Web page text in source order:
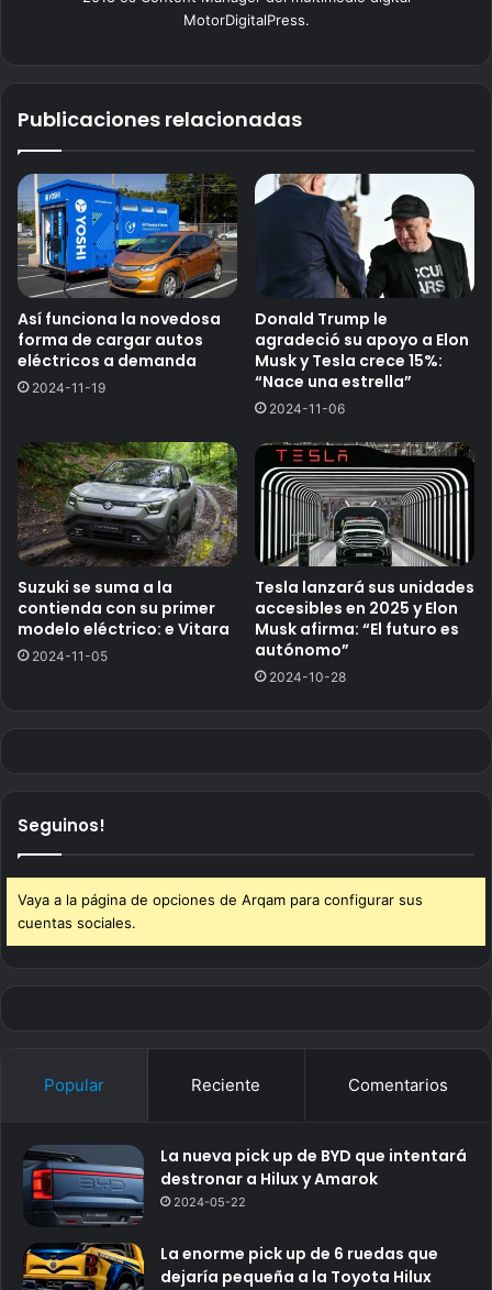
MotorDigitalPress.
Publicaciones relacionadas
Así funciona la novedosa
forma de cargar autos
eléctricos a demanda
2024-11-19
Donald Trump le
agradeció su apoyo a Elon
Musk y Tesla crece 15%:
“Nace una estrella”
2024-11-06
Suzuki se suma a la
contienda con su primer
modelo eléctrico: e Vitara
2024-11-05
Tesla lanzará sus unidades
accesibles en 2025 y Elon
Musk afirma: “El futuro es
autónomo”
2024-10-28
Seguinos!
Vaya a la página de opciones de Arqam para configurar sus
cuentas sociales.
Popular Reciente Comentarios
La nueva pick up de BYD que intentará
destronar a Hilux y Amarok
2024-05-22
La enorme pick up de 6 ruedas que
dejaría pequeña a la Toyota Hilux